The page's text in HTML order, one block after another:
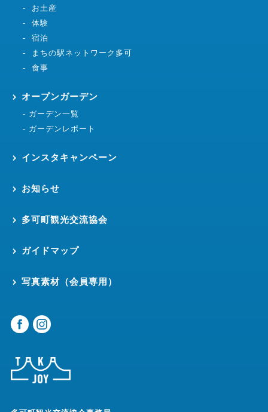
お土産
体験
宿泊
まちの駅ネットワーク多可
食事
オープンガーデン
ガーデン一覧
ガーデンレポート
インスタキャンペーン
お知らせ
多可町観光交流協会
ガイドマップ
写真素材（会員専用）